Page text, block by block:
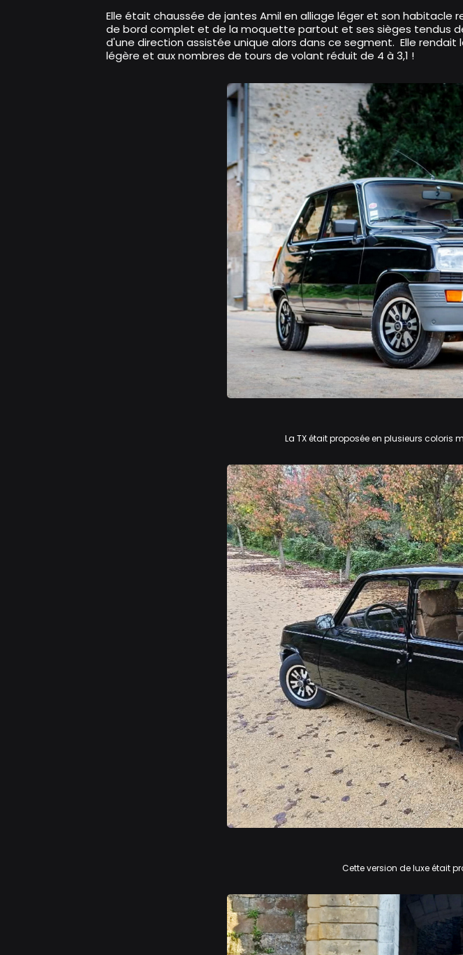
Elle était chaussée de jantes Amil en alliage léger et son
de bord complet et de la moquette partout et ses sièges tendus
d'une direction assistée unique alors dans ce segment. Elle
légère et aux nombres de tours de volant réduit de 4 à 3,1 !
La TX était proposée en plusieurs coloris
Cette version de luxe était